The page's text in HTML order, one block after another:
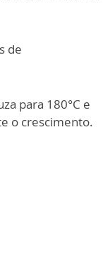
de
para 180°C e
o crescimento.